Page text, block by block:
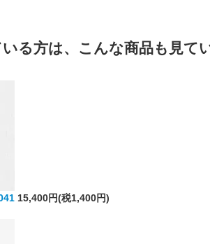
る方は、こんな商品も見て
15,400円(税1,400円)